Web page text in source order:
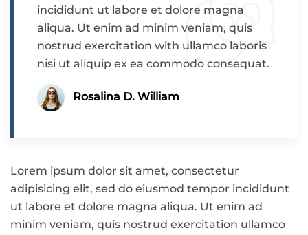
incididunt ut labore et dolore magna
aliqua. Ut enim ad minim veniam, quis
nostrud exercitation with ullamco laboris
nisi ut aliquip ex ea commodo consequat.
Rosalina D. William
Lorem ipsum dolor sit amet, consectetur
adipisicing elit, sed do eiusmod tempor incididunt
ut labore et dolore magna aliqua. Ut enim ad
minim veniam, quis nostrud exercitation ullamco